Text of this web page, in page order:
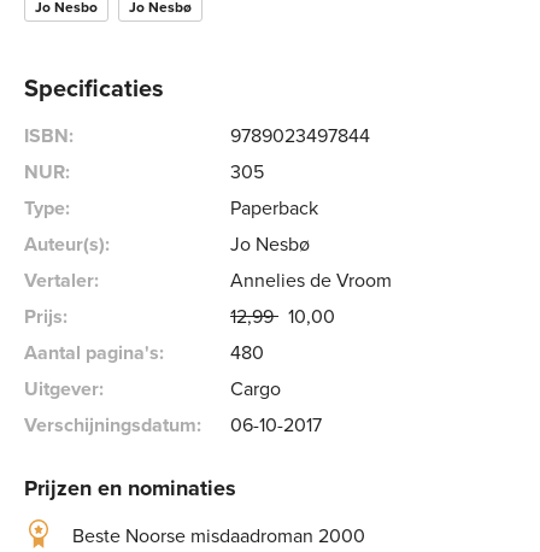
Jo Nesbo
Jo Nesbø
Specificaties
ISBN:
9789023497844
NUR:
305
Type:
Paperback
Auteur(s):
Jo Nesbø
Vertaler:
Annelies de Vroom
Prijs:
12,99 10,00
Aantal pagina's:
480
Uitgever:
Cargo
Verschijningsdatum:
06-10-2017
Prijzen en nominaties
Beste Noorse misdaadroman 2000